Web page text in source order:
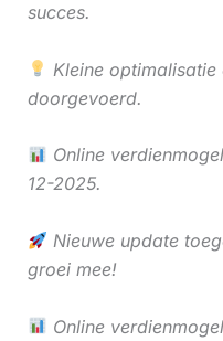
succes.
Kleine
doorgevoerd.
Online
12-2025.
Nieuwe update
groei mee!
Online